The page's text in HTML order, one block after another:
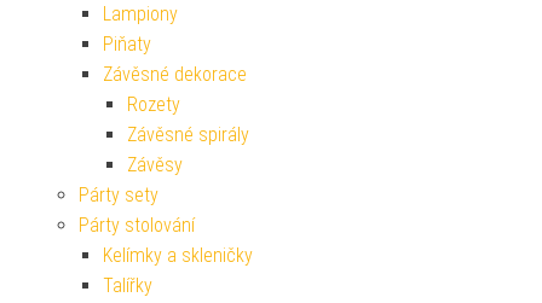
Lampiony
Piňaty
Závěsné dekorace
Rozety
Závěsné spirály
Závěsy
Párty sety
Párty stolování
Kelímky a skleničky
Talířky